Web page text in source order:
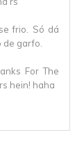
frio. Só dá
garfo.
For The
hein! haha